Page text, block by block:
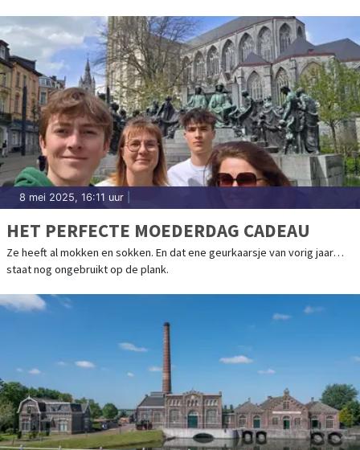
8 mei 2025, 16:11 uur
HET PERFECTE MOEDERDAG CADEAU
Ze heeft al mokken en sokken. En dat ene geurkaarsje van vorig jaar…
staat nog ongebruikt op de plank.